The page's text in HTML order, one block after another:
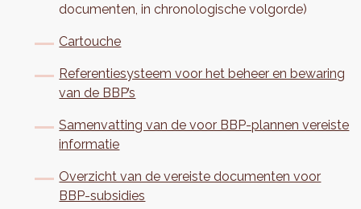
documenten, in chronologische volgorde)
Cartouche
Referentiesysteem voor het beheer en bewaring
van de BBP’s
Samenvatting van de voor BBP-plannen vereiste
informatie
Overzicht van de vereiste documenten voor
BBP-subsidies